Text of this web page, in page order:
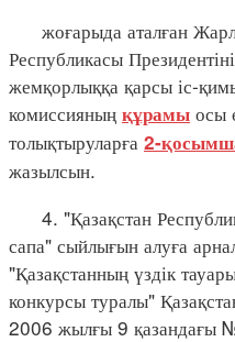
жоғарыда аталған
Республикасы
жемқорлыққа қарсы іс-
комиссияның құрамы осы
толықтыруларға 2-
жазылсын.
4. "Қазақстан
сапа" сыйлығын алуға
"Қазақстанның үздік
конкурсы туралы"
2006 жылғы 9 қазандағы